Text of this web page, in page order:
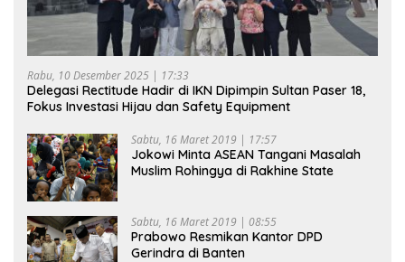
Rabu, 10 Desember 2025 | 17:33
Delegasi Rectitude Hadir di IKN Dipimpin Sultan Paser 18,
Fokus Investasi Hijau dan Safety Equipment
Sabtu, 16 Maret 2019 | 17:57
Jokowi Minta ASEAN Tangani Masalah
Muslim Rohingya di Rakhine State
Sabtu, 16 Maret 2019 | 08:55
Prabowo Resmikan Kantor DPD
Gerindra di Banten